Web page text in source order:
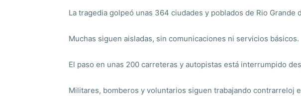
La tragedia golpeó unas 364 ciudades y poblados de Rio
Muchas siguen aisladas, sin comunicaciones ni servicios básicos.
El paso en unas 200 carreteras y autopistas está interrumpido
Militares, bomberos y voluntarios siguen trabajando contrarreloj